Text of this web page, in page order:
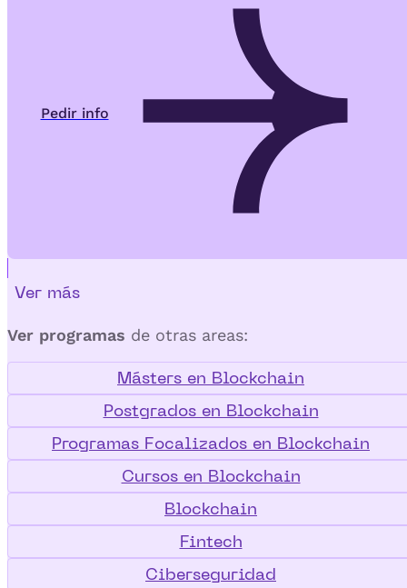
Pedir info
Ver más
Ver programas de otras areas:
Másters en Blockchain
Postgrados en Blockchain
Programas Focalizados en Blockchain
Cursos en Blockchain
Blockchain
Fintech
Ciberseguridad